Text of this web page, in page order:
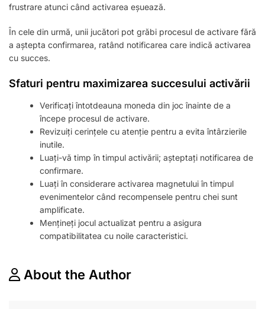
frustrare atunci când activarea eșuează.
În cele din urmă, unii jucători pot grăbi procesul de activare fără
a aștepta confirmarea, ratând notificarea care indică activarea
cu succes.
Sfaturi pentru maximizarea succesului activării
Verificați întotdeauna moneda din joc înainte de a
începe procesul de activare.
Revizuiți cerințele cu atenție pentru a evita întârzierile
inutile.
Luați-vă timp în timpul activării; așteptați notificarea de
confirmare.
Luați în considerare activarea magnetului în timpul
evenimentelor când recompensele pentru chei sunt
amplificate.
Mențineți jocul actualizat pentru a asigura
compatibilitatea cu noile caracteristici.
About the Author